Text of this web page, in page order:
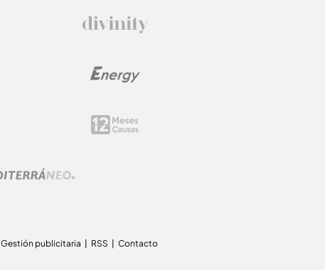
Gestión publicitaria RSS Contacto